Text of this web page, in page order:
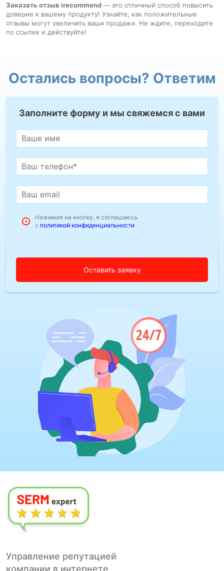
Заказать отзыв irecommend — это отличный способ повысить
доверие к вашему продукту! Узнайте, как положительные
отзывы могут увеличить ваши продажи. Не ждите, переходите
по ссылке и действуйте!
Остались вопросы? Ответим
Заполните форму и мы свяжемся с вами
Нажимая на кнопку, я соглашаюсь
с политикой конфиденциальности
Управление репутацией
компании в интернете